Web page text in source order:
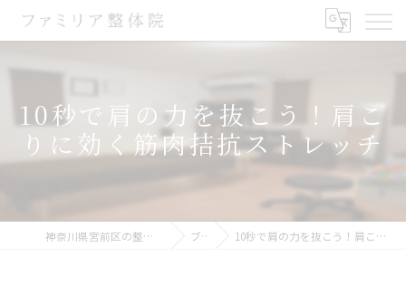
10秒で肩の力を抜こう！肩こ
りに効く筋肉拮抗ストレッチ
神奈川県宮前区の整体ならファミリア整体院 ブログ 10秒で肩の力を抜こう！肩こりに効く筋肉拮抗ストレッチ